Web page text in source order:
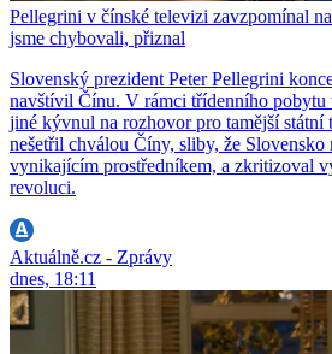
Pellegrini v čínské televizi zavzpomínal
jsme chybovali, přiznal
Slovenský prezident Peter Pellegrini
navštívil Čínu. V rámci třídenního
jiné kývnul na rozhovor pro tamější
nešetřil chválou Číny, sliby, že
vynikajícím prostředníkem, a zkritizoval
revoluci.
Aktuálně.cz - Zprávy
dnes, 18:11